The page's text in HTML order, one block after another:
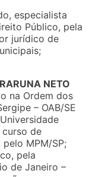
especialista
Público, pela
jurídico de
NETO
na Ordem dos
– OAB/SE
curso de
MPM/SP;
pela
de Janeiro –